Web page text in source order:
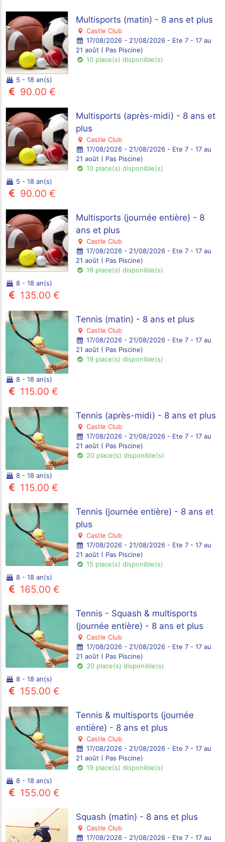
Multisports (matin) - 8 ans et plus
Castle Club
17/08/2026 - 21/08/2026 - Ete 7 - 17 au
21 août ( Pas Piscine)
10 place(s) disponible(s)
5 - 18 an(s)
90.00 €
Multisports (après-midi) - 8 ans et
plus
Castle Club
17/08/2026 - 21/08/2026 - Ete 7 - 17 au
21 août ( Pas Piscine)
10 place(s) disponible(s)
5 - 18 an(s)
90.00 €
Multisports (journée entière) - 8
ans et plus
Castle Club
17/08/2026 - 21/08/2026 - Ete 7 - 17 au
21 août ( Pas Piscine)
18 place(s) disponible(s)
8 - 18 an(s)
135.00 €
Tennis (matin) - 8 ans et plus
Castle Club
17/08/2026 - 21/08/2026 - Ete 7 - 17 au
21 août ( Pas Piscine)
19 place(s) disponible(s)
8 - 18 an(s)
115.00 €
Tennis (après-midi) - 8 ans et plus
Castle Club
17/08/2026 - 21/08/2026 - Ete 7 - 17 au
21 août ( Pas Piscine)
20 place(s) disponible(s)
8 - 18 an(s)
115.00 €
Tennis (journée entière) - 8 ans et
plus
Castle Club
17/08/2026 - 21/08/2026 - Ete 7 - 17 au
21 août ( Pas Piscine)
15 place(s) disponible(s)
8 - 18 an(s)
165.00 €
Tennis - Squash & multisports
(journée entière) - 8 ans et plus
Castle Club
17/08/2026 - 21/08/2026 - Ete 7 - 17 au
21 août ( Pas Piscine)
20 place(s) disponible(s)
8 - 18 an(s)
155.00 €
Tennis & multisports (journée
entière) - 8 ans et plus
Castle Club
17/08/2026 - 21/08/2026 - Ete 7 - 17 au
21 août ( Pas Piscine)
19 place(s) disponible(s)
8 - 18 an(s)
155.00 €
Squash (matin) - 8 ans et plus
Castle Club
17/08/2026 - 21/08/2026 - Ete 7 - 17 au